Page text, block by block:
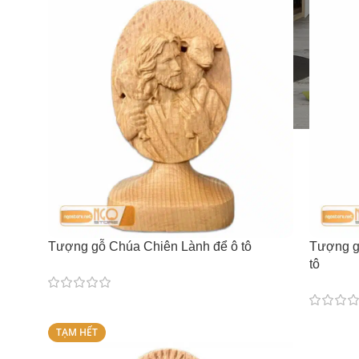
Tượng gỗ Chúa Chiên Lành để ô tô
Tượng
tô
TẠM HẾT